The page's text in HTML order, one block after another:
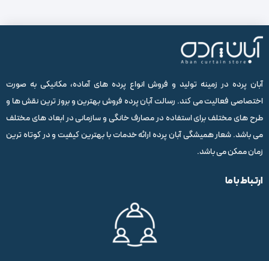
آبان پرده در زمینه تولید و فروش انواع پرده های آماده، مکانیکی به صورت
اختصاصی فعالیت می کند. رسالت آبان پرده فروش بهترین و بروز ترین نقش ها و
طرح های مختلف برای استفاده در مصارف خانگی و سازمانی در ابعاد های مختلف
می باشد. شعار همیشگی آبان پرده ارائه خدمات با بهترین کیفیت و در کوتاه ترین
زمان ممکن می باشد.
ارتباط با ما